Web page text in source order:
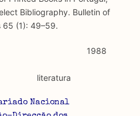
de folha de cálculo
Bibliography. Bulletin of
65 (1): 49–59.
1988
Nacional
literatura